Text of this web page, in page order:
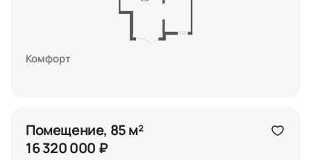
Комфорт
Помещение, 85 м²
16 320 000 ₽